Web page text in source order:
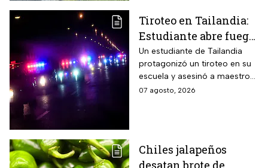
Tiroteo en Tailandia:
Estudiante abre fuego
contra maestros y
alumnos; antes mató a
sus abuelos
Un estudiante de Tailandia
protagonizó un tiroteo en su
escuela y asesinó a maestros
y alumnos
07 agosto, 2026
Chiles jalapeños
desatan brote de